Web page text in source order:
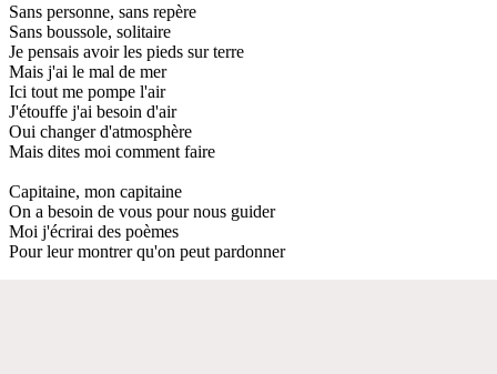
Sans personne, sans repère
Sans boussole, solitaire
Je pensais avoir les pieds sur terre
Mais j'ai le mal de mer
Ici tout me pompe l'air
J'étouffe j'ai besoin d'air
Oui changer d'atmosphère
Mais dites moi comment faire
Capitaine, mon capitaine
On a besoin de vous pour nous guider
Moi j'écrirai des poèmes
Pour leur montrer qu'on peut pardonner